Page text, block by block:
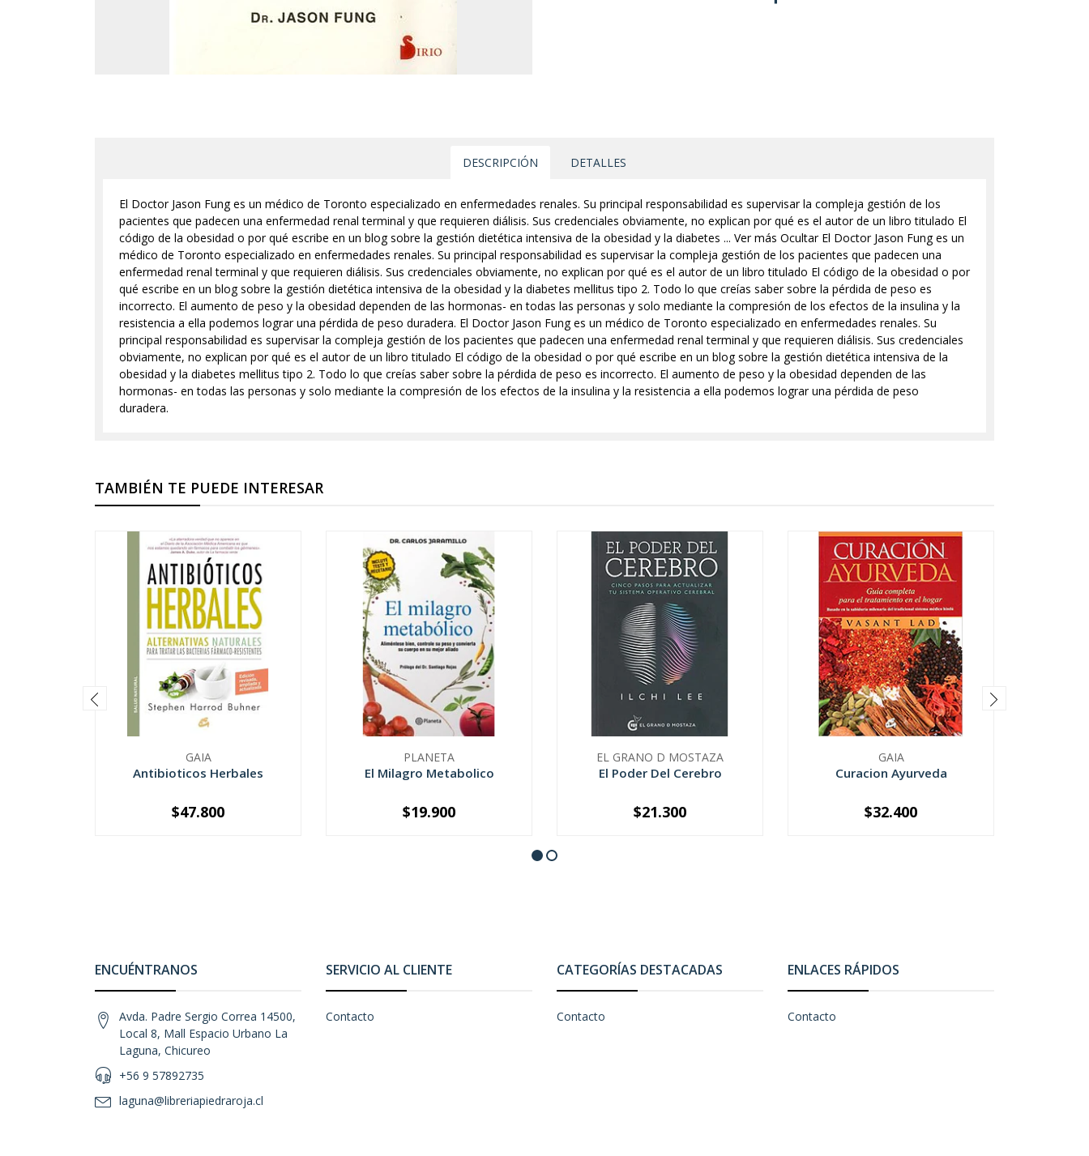
DESCRIPCIÓN DETALLES
El Doctor Jason Fung es un médico de Toronto especializado en enfermedades renales. Su principal responsabilidad es supervisar la compleja gestión de los
pacientes que padecen una enfermedad renal terminal y que requieren diálisis. Sus credenciales obviamente, no explican por qué es el autor de un libro titulado El
código de la obesidad o por qué escribe en un blog sobre la gestión dietética intensiva de la obesidad y la diabetes ... Ver más Ocultar El Doctor Jason Fung es un
médico de Toronto especializado en enfermedades renales. Su principal responsabilidad es supervisar la compleja gestión de los pacientes que padecen una
enfermedad renal terminal y que requieren diálisis. Sus credenciales obviamente, no explican por qué es el autor de un libro titulado El código de la obesidad o por
qué escribe en un blog sobre la gestión dietética intensiva de la obesidad y la diabetes mellitus tipo 2. Todo lo que creías saber sobre la pérdida de peso es
incorrecto. El aumento de peso y la obesidad dependen de las hormonas- en todas las personas y solo mediante la compresión de los efectos de la insulina y la
resistencia a ella podemos lograr una pérdida de peso duradera. El Doctor Jason Fung es un médico de Toronto especializado en enfermedades renales. Su
principal responsabilidad es supervisar la compleja gestión de los pacientes que padecen una enfermedad renal terminal y que requieren diálisis. Sus credenciales
obviamente, no explican por qué es el autor de un libro titulado El código de la obesidad o por qué escribe en un blog sobre la gestión dietética intensiva de la
obesidad y la diabetes mellitus tipo 2. Todo lo que creías saber sobre la pérdida de peso es incorrecto. El aumento de peso y la obesidad dependen de las
hormonas- en todas las personas y solo mediante la compresión de los efectos de la insulina y la resistencia a ella podemos lograr una pérdida de peso
duradera.
TAMBIÉN TE PUEDE INTERESAR
GAIA
Antibioticos Herbales
+
$47.800
PLANETA
El Milagro Metabolico
+
$19.900
EL GRANO D MOSTAZA
El Poder Del Cerebro
+
$21.300
GAIA
Curacion Ayurveda
+
$32.400
ENCUÉNTRANOS
Avda. Padre Sergio Correa 14500,
Local 8, Mall Espacio Urbano La
Laguna, Chicureo
+56 9 57892735
laguna@libreriapiedraroja.cl
SERVICIO AL CLIENTE
Contacto
CATEGORÍAS DESTACADAS
Contacto
ENLACES RÁPIDOS
Contacto